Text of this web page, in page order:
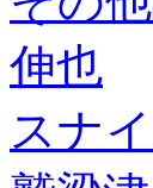
伸也
スナ